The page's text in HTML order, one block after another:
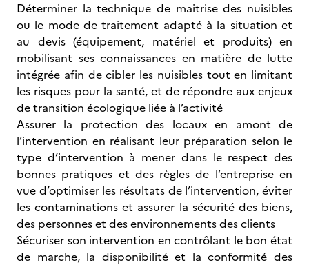
Déterminer la technique de maitrise des nuisibles
ou le mode de traitement adapté à la situation et
au devis (équipement, matériel et produits) en
mobilisant ses connaissances en matière de lutte
intégrée afin de cibler les nuisibles tout en limitant
les risques pour la santé, et de répondre aux enjeux
de transition écologique liée à l’activité
Assurer la protection des locaux en amont de
l’intervention en réalisant leur préparation selon le
type d’intervention à mener dans le respect des
bonnes pratiques et des règles de l’entreprise en
vue d’optimiser les résultats de l’intervention, éviter
les contaminations et assurer la sécurité des biens,
des personnes et des environnements des clients
Sécuriser son intervention en contrôlant le bon état
de marche, la disponibilité et la conformité des